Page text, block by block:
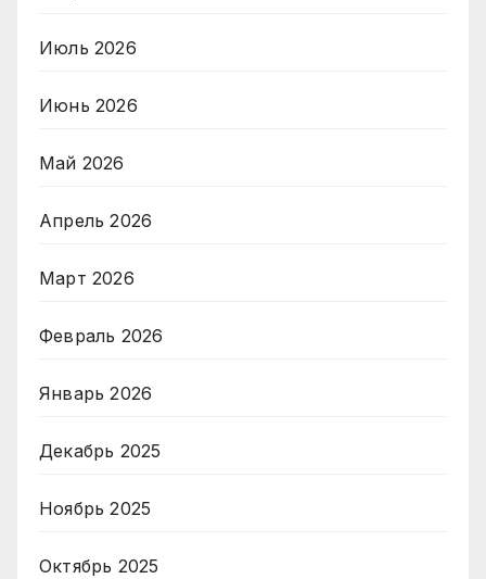
Июль 2026
Июнь 2026
Май 2026
Апрель 2026
Март 2026
Февраль 2026
Январь 2026
Декабрь 2025
Ноябрь 2025
Октябрь 2025